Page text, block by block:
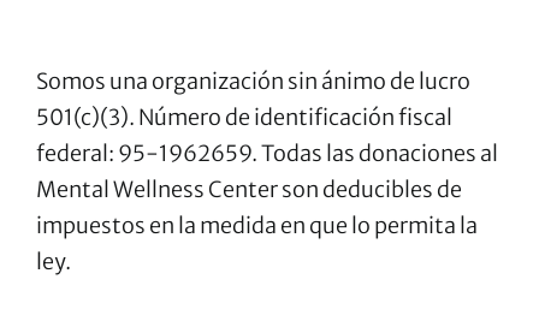
Somos una organización sin ánimo de lucro
501(c)(3). Número de identificación fiscal
federal: 95-1962659. Todas las donaciones al
Mental Wellness Center son deducibles de
impuestos en la medida en que lo permita la
ley.